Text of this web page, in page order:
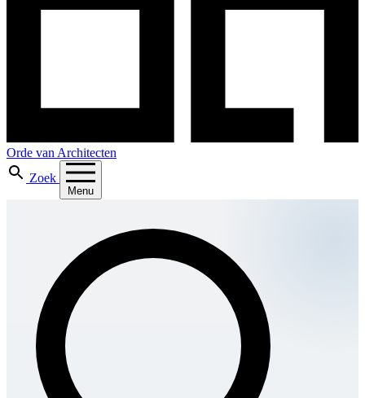
Orde van Architecten
Zoek
Menu